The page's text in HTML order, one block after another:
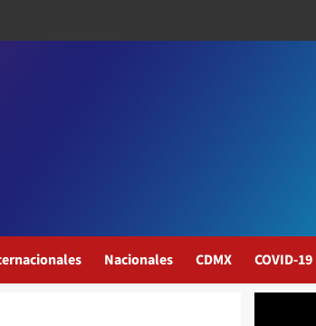
Nacionales CDMX COVID-19